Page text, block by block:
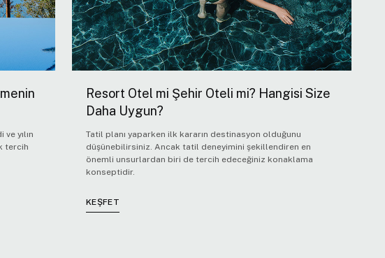
yılın
tercih
Resort Otel mi Şehir Oteli mi? Hangisi Size
Daha Uygun?
Tatil planı yaparken ilk kararın destinasyon olduğunu
düşünebilirsiniz. Ancak tatil deneyimini şekillendiren en
önemli unsurlardan biri de tercih edeceğiniz konaklama
konseptidir.
KEŞFET